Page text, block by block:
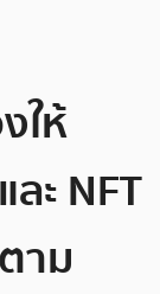
ให้
ะ NFT
าม